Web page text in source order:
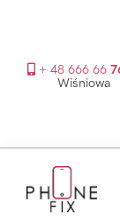
+ 48 666 66
Wiśniowa
głównego